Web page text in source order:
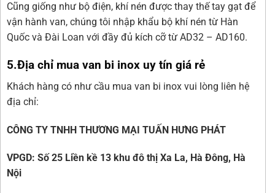
Cũng giống như bộ điện, khí nén được thay thế tay gạt để
vận hành van, chúng tôi nhập khẩu bộ khí nén từ Hàn
Quốc và Đài Loan với đầy đủ kích cỡ từ AD32 – AD160.
5.Địa chỉ mua van bi inox uy tín giá rẻ
Khách hàng có như cầu mua van bi inox vui lòng liên hệ
địa chỉ:
CÔNG TY TNHH THƯƠNG MẠI TUẤN HƯNG PHÁT
VPGD: Số 25 Liền kề 13 khu đô thị Xa La, Hà Đông, Hà
Nội